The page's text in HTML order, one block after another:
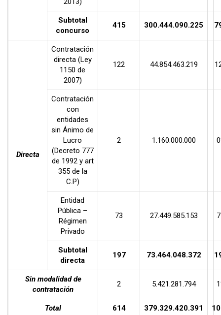
Subtotal
concurso
415 300.444.090.225
Directa
Contratación
directa (Ley
1150 de
2007)
122 44.854.463.219
Contratación
con
entidades
sin Ánimo de
Lucro
(Decreto 777
de 1992 y art
355 de la
C.P)
2 1.160.000.000
Entidad
Pública –
Régimen
Privado
73 27.449.585.153
Subtotal
directa
197 73.464.048.372
Sin modalidad de
contratación
2 5.421.281.794
Total 614 379.329.420.391